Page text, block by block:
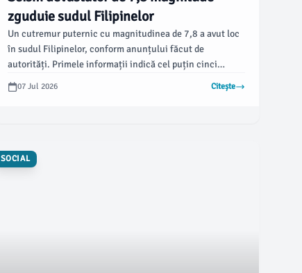
zguduie sudul Filipinelor
Un cutremur puternic cu magnitudinea de 7,8 a avut loc
în sudul Filipinelor, conform anunțului făcut de
autorități. Primele informații indică cel puțin cinci
decese, iar bilanțul exact al tragediei urmează să fie
stabilit pe măsură ce verificările sunt efectuate.
07 Jul 2026 Citește
SOCIAL